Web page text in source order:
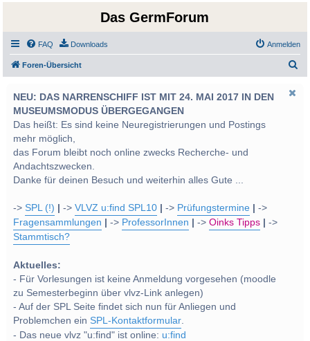
Das GermForum
FAQ Downloads Anmelden
Foren-Übersicht
NEU: DAS NARRENSCHIFF IST MIT 24. MAI 2017 IN DEN
MUSEUMSMODUS ÜBERGEGANGEN
Das heißt: Es sind keine Neuregistrierungen und Postings
mehr möglich,
das Forum bleibt noch online zwecks Recherche- und
Andachtszwecken.
Danke für deinen Besuch und weiterhin alles Gute ...
->SPL (!) ->VLVZ u:find SPL10 -> Prüfungstermine
->
Fragensammlungen
-> ProfessorInnen ->Oinks Tipps
->
Stammtisch?
Aktuelles:
- Für Vorlesungen ist keine Anmeldung vorgesehen (moodle
zu Semesterbeginn über vlvz-Link anlegen)
- Auf der SPL Seite findet sich nun für Anliegen und
Problemchen einSPL-Kontaktformular.
- Das neue vlvz "u:find" ist online: u:find